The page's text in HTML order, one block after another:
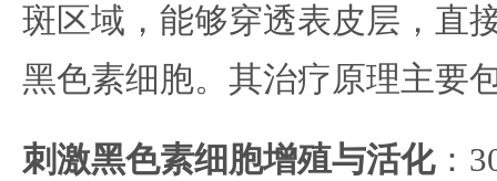
斑区域，能够穿透表皮层，直
黑色素细胞。其治疗原理主要
刺激黑色素细胞增殖与活化：